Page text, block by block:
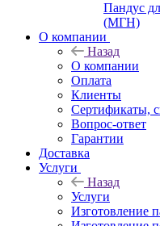
Пандус
(МГН)
О компании
Назад
О компании
Оплата
Клиенты
Сертификаты,
Вопрос-ответ
Гарантии
Доставка
Услуги
Назад
Услуги
Изготовление